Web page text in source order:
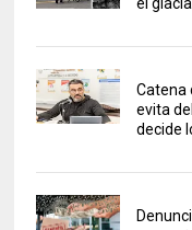
el
Catena
evita
decide